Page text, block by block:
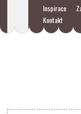
Inspirace
Kontakt